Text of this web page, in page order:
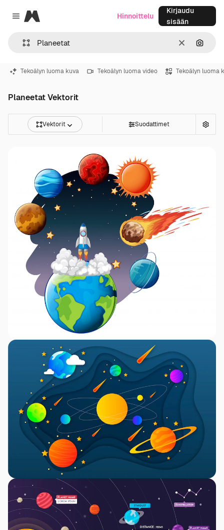
Close menu
Magnific
SelkeäHae
Hinnoittelu
Kirjaudu
sisään
Tekoälyn luoma kuva Tekoälyn luoma video Tekoälyn luoma
Planeetat Vektorit
Vektorit Suodattimet